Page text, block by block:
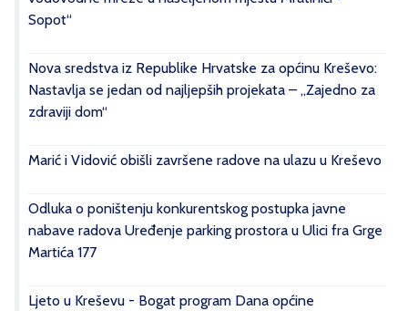
Sopot“
Nova sredstva iz Republike Hrvatske za općinu Kreševo:
Nastavlja se jedan od najljepših projekata – „Zajedno za
zdraviji dom“
Marić i Vidović obišli završene radove na ulazu u Kreševo
Odluka o poništenju konkurentskog postupka javne
nabave radova Uređenje parking prostora u Ulici fra Grge
Martića 177
Ljeto u Kreševu - Bogat program Dana općine